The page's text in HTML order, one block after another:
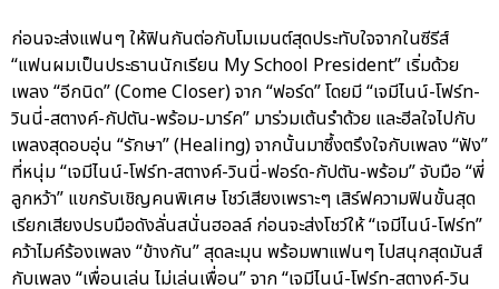
ก่อนจะส่งแฟนๆ ให้ฟินกันต่อกับโมเมนต์สุดประทับใจจากในซีรีส์
“แฟนผมเป็นประธานนักเรียน My School President” เริ่มด้วย
เพลง “อีกนิด” (Come Closer) จาก “ฟอร์ด” โดยมี “เจมีไนน์-โฟร์ท-
วินนี่-สตางค์-กัปตัน-พร้อม-มาร์ค” มาร่วมเต้นรำด้วย และฮีลใจไปกับ
เพลงสุดอบอุ่น “รักษา” (Healing) จากนั้นมาซึ้งตรึงใจกับเพลง “ฟัง”
ที่หนุ่ม “เจมีไนน์-โฟร์ท-สตางค์-วินนี่-ฟอร์ด-กัปตัน-พร้อม” จับมือ “พี่
ลูกหว้า” แขกรับเชิญคนพิเศษ โชว์เสียงเพราะๆ เสิร์ฟความฟินขั้นสุด
เรียกเสียงปรบมือดังลั่นสนั่นฮอลล์ ก่อนจะส่งโชว์ให้ “เจมีไนน์-โฟร์ท”
คว้าไมค์ร้องเพลง “ข้างกัน” สุดละมุน พร้อมพาแฟนๆ ไปสนุกสุดมันส์
กับเพลง “เพื่อนเล่น ไม่เล่นเพื่อน” จาก “เจมีไนน์-โฟร์ท-สตางค์-วิน